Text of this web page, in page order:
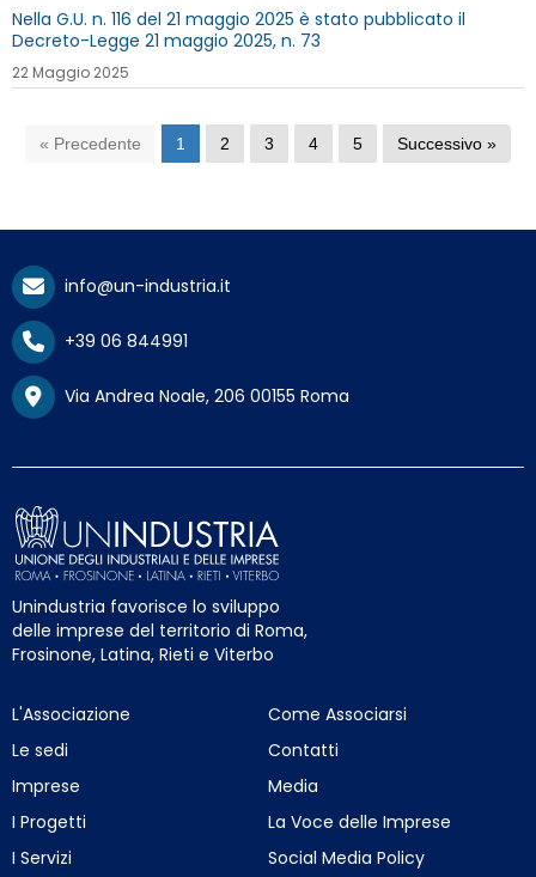
Nella G.U. n. 116 del 21 maggio 2025 è stato pubblicato il
Decreto-Legge 21 maggio 2025, n. 73
22 Maggio 2025
« Precedente 1 2 3 4 5 Successivo »
info@un-industria.it
+39 06 844991
Via Andrea Noale, 206 00155 Roma
Unindustria favorisce lo sviluppo
delle imprese del territorio di Roma,
Frosinone, Latina, Rieti e Viterbo
L'Associazione
Le sedi
Imprese
I Progetti
I Servizi
Come Associarsi
Contatti
Media
La Voce delle Imprese
Social Media Policy